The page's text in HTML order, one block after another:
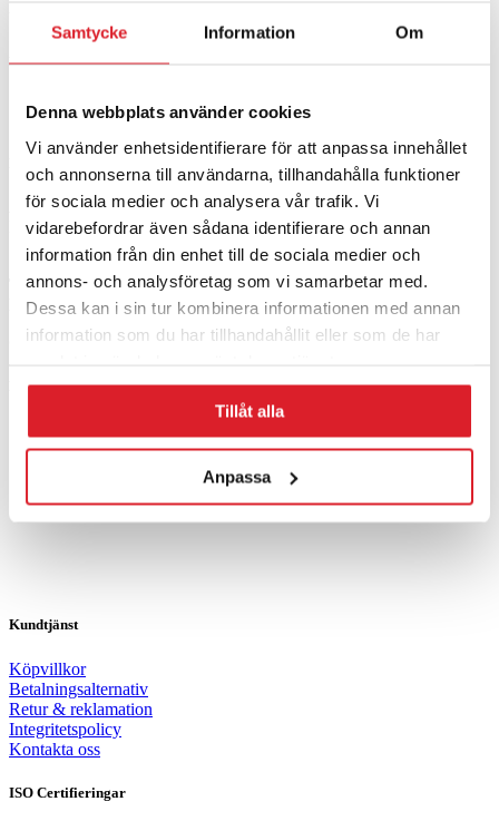
Samtycke Information Om
Denna webbplats använder cookies
Vi använder enhetsidentifierare för att anpassa innehållet
och annonserna till användarna, tillhandahålla funktioner
för sociala medier och analysera vår trafik. Vi
vidarebefordrar även sådana identifierare och annan
information från din enhet till de sociala medier och
annons- och analysföretag som vi samarbetar med.
Dessa kan i sin tur kombinera informationen med annan
information som du har tillhandahållit eller som de har
Tillåt alla
Anpassa
Ytterligare information
Vikt 8 kg
Adress:
Hagavägen 9, 518 40
Sjömarken, Sverige
Telefon: +46 (0)33-15 04 70
E-post: info@lindquistheating.se
Organisationsnummer: 556681-6798
Här finns vi
Kundtjänst
Köpvillkor
Betalningsalternativ
Retur & reklamation
Integritetspolicy
Kontakta oss
ISO Certifieringar